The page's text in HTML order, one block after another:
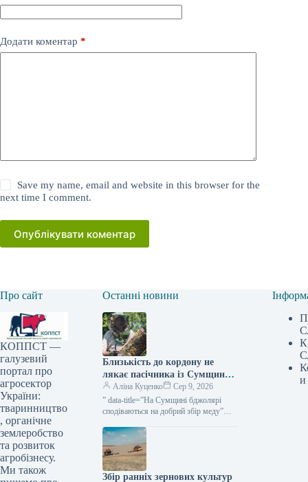
Додати коментар *
Save my name, email and website in this browser for the
next time I comment.
Опублікувати коментар
Про сайт
КОППСТ —
галузевий
портал про
агросектор
України:
тваринництво
, органічне
землеробство
та розвиток
агробізнесу.
Ми також
Останні новини
Близькість до кордону не
лякає пасічника із Сумщини,
він переконаний, що регіон
добре підходить для
бджільництва — КУРКУЛЬ
Аліна Куценко
Сер 9, 2026
” data-title=”На Сумщині бджолярі
сподіваються на добрий збір меду”
url=”https://kurkul.com/news/41861-na-
sumschini-pasichniki-rozrahovuyut-na-
vdaliy-medozbir”> На
Збір ранніх зернових культур
и